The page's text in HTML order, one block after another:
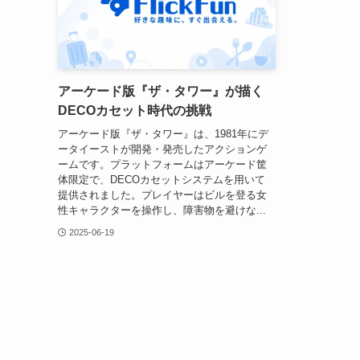
アーケード版『ザ・タワー』が描く
DECOカセット時代の挑戦
アーケード版『ザ・タワー』は、1981年にデ
ータイーストが開発・発売したアクションゲ
ームです。プラットフォームはアーケード筐
体限定で、DECOカセットシステムを用いて
提供されました。プレイヤーはビルを登る女
性キャラクターを操作し、障害物を避けな...
2025-06-19